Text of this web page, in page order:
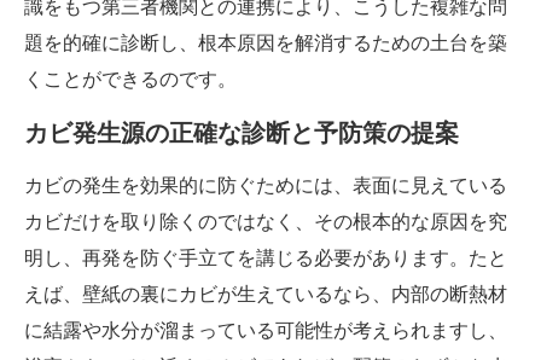
識をもつ第三者機関との連携により、こうした複雑な問
題を的確に診断し、根本原因を解消するための土台を築
くことができるのです。
カビ発生源の正確な診断と予防策の提案
カビの発生を効果的に防ぐためには、表面に見えている
カビだけを取り除くのではなく、その根本的な原因を究
明し、再発を防ぐ手立てを講じる必要があります。たと
えば、壁紙の裏にカビが生えているなら、内部の断熱材
に結露や水分が溜まっている可能性が考えられますし、